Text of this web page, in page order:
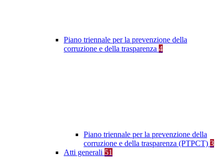
Piano triennale per la prevenzione della
corruzione e della trasparenza 4
Piano triennale per la prevenzione della
corruzione e della trasparenza (PTPCT) 3
Atti generali 51